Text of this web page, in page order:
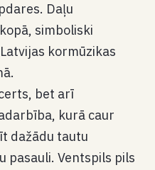
Daļu
simboliski
kormūzikas
bet arī
kurā caur
dažādu tautu
pasauli. Ventspils pils